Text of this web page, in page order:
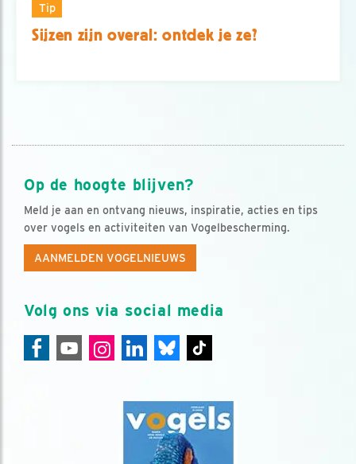
Tip
Sijzen zijn overal: ontdek je ze?
Op de hoogte blijven?
Meld je aan en ontvang nieuws, inspiratie, acties en tips
over vogels en activiteiten van Vogelbescherming.
AANMELDEN VOGELNIEUWS
Volg ons via social media